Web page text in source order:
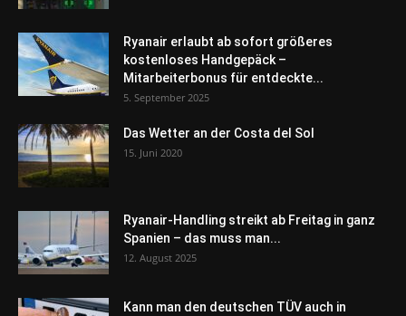
Ryanair erlaubt ab sofort größeres
kostenloses Handgepäck –
Mitarbeiterbonus für entdeckte...
5. September 2025
Das Wetter an der Costa del Sol
15. Juni 2020
Ryanair-Handling streikt ab Freitag in ganz
Spanien – das muss man...
12. August 2025
Kann man den deutschen TÜV auch in